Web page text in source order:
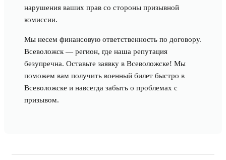
нарушения ваших прав со стороны призывной
комиссии.
Мы несем финансовую ответственность по договору.
Всеволожск — регион, где наша репутация
безупречна. Оставьте заявку в Всеволожске! Мы
поможем вам получить военный билет быстро в
Всеволожске и навсегда забыть о проблемах с
призывом.